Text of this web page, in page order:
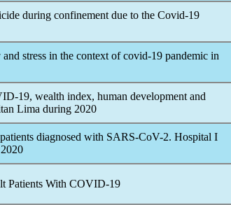
during confinement due to the Covid-19
stress in the context ofcovid-19 pandemic in
19, wealth index, human development and
Lima during 2020
diagnosed with SARS-CoV-2. Hospital I
Patients With COVID-19